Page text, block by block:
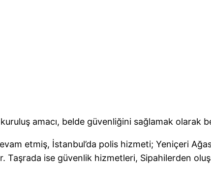
amacı, belde güvenliğini sağlamak olarak
etmiş, İstanbul’da polis hizmeti; Yeniçeri
Taşrada ise güvenlik hizmetleri, Sipahilerden